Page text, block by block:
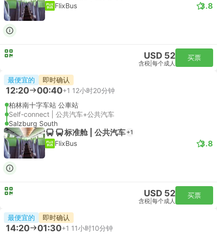
FlixBus 3.8
USD 52
含税 每个成人
买票
最便宜的 即时确认
12:20 00:40+1 12小时20分钟
柏林南十字车站 公車站
Self-connect | 公共汽车+公共汽车
Salzburg South
标准舱 | 公共汽车 +1
FlixBus 3.8
USD 52
含税 每个成人
买票
最便宜的 即时确认
14:20 01:30+1 11小时10分钟